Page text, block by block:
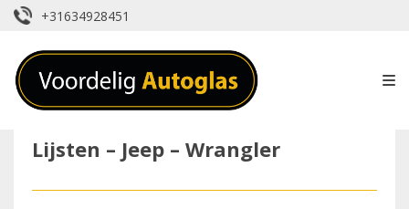
+31634928451
Lijsten – Jeep – Wrangler